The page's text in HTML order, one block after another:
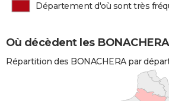
Département d'où sont très
Où décèdent les
Répartition des BONACHERA par